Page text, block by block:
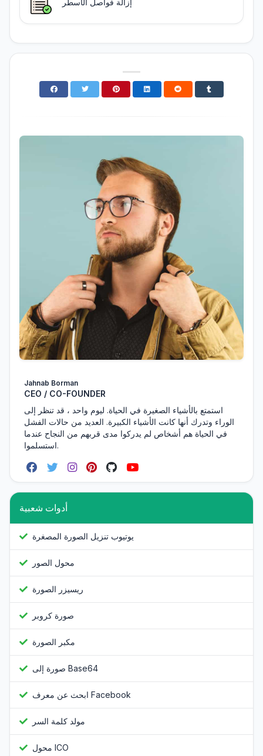
إزالة فواصل الأسطر
Jahnab Borman
CEO / CO-FOUNDER
استمتع بالأشياء الصغيرة في الحياة. ليوم واحد ، قد تنظر إلى
الوراء وتدرك أنها كانت الأشياء الكبيرة. العديد من حالات الفشل
في الحياة هم أشخاص لم يدركوا مدى قربهم من النجاح عندما
استسلموا.
أدوات شعبية
يوتيوب تنزيل الصورة المصغرة
محول الصور
ريسيزر الصورة
صورة كروبر
مكبر الصورة
صورة إلى Base64
ابحث عن معرف Facebook
مولد كلمة السر
محول ICO